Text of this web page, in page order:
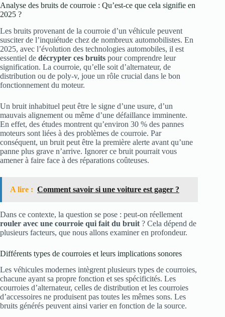
Analyse des bruits de courroie : Qu’est-ce que cela signifie en
2025 ?
Les bruits provenant de la courroie d’un véhicule peuvent
susciter de l’inquiétude chez de nombreux automobilistes. En
2025, avec l’évolution des technologies automobiles, il est
essentiel de décrypter ces bruits pour comprendre leur
signification. La courroie, qu’elle soit d’alternateur, de
distribution ou de poly-v, joue un rôle crucial dans le bon
fonctionnement du moteur.
Un bruit inhabituel peut être le signe d’une usure, d’un
mauvais alignement ou même d’une défaillance imminente.
En effet, des études montrent qu’environ 30 % des pannes
moteurs sont liées à des problèmes de courroie. Par
conséquent, un bruit peut être la première alerte avant qu’une
panne plus grave n’arrive. Ignorer ce bruit pourrait vous
amener à faire face à des réparations coûteuses.
A lire : Comment savoir si une voiture est gager ?
Dans ce contexte, la question se pose : peut-on réellement
rouler avec une courroie qui fait du bruit ? Cela dépend de
plusieurs facteurs, que nous allons examiner en profondeur.
Différents types de courroies et leurs implications sonores
Les véhicules modernes intègrent plusieurs types de courroies,
chacune ayant sa propre fonction et ses spécificités. Les
courroies d’alternateur, celles de distribution et les courroies
d’accessoires ne produisent pas toutes les mêmes sons. Les
bruits générés peuvent ainsi varier en fonction de la source.